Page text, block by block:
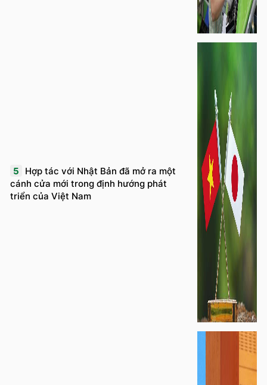
5
Hợp tác với Nhật Bản đã mở ra một
cánh cửa mới trong định hướng phát
triển của Việt Nam